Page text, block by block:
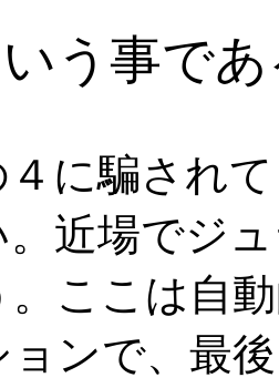
う事であ
に騙され
近場でジ
。ここは自
ョンで、最